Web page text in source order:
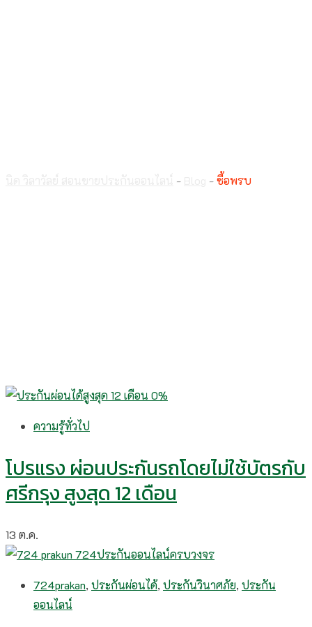
- -ซื้อพรบ
ความรู้ทั่วไป
โปรแรง ผ่อนประกันรถโดยไม่ใช้บัตรกับ
ศรีกรุง สูงสุด 12 เดือน
13 ต.ค.
724prakan, ประกันผ่อนได้, ประกันวินาศภัย, ประกัน
ออนไลน์